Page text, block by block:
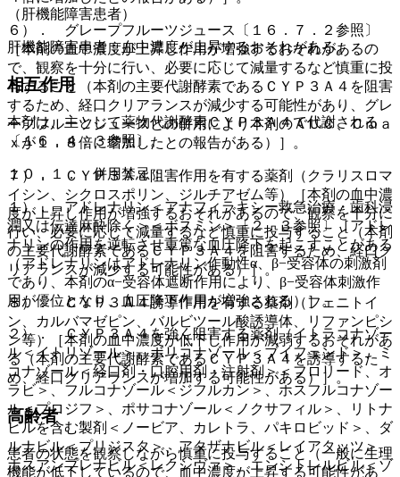
６）． グレープフルーツジュース〔１６．７．２参照〕
［本剤の血中濃度が上昇し作用が増強するおそれがあるの
で、観察を十分に行い、必要に応じて減量するなど慎重に投
与すること（本剤の主要代謝酵素であるＣＹＰ３Ａ４を阻害
するため、経口クリアランスが減少する可能性があり、グレ
ープフルーツジュースとの併用により本剤のＡＵＣ、Ｃｍａ
ｘが１．８倍に増加したとの報告がある）］。
７）． ＣＹＰ３Ａ４阻害作用を有する薬剤（クラリスロマ
イシン、シクロスポリン、ジルチアゼム等）［本剤の血中濃
度が上昇し作用が増強するおそれがあるので、観察を十分に
行い、必要に応じて減量するなど慎重に投与すること（本剤
の主要代謝酵素であるＣＹＰ３Ａ４を阻害するため、経口ク
リアランスが減少する可能性がある）］。
８）． ＣＹＰ３Ａ４誘導作用を有する薬剤（フェニトイ
ン、カルバマゼピン、バルビツール酸誘導体、リファンピシ
ン等）［本剤の血中濃度が低下し作用が減弱するおそれがあ
る（本剤の主要代謝酵素であるＣＹＰ３Ａ４を誘導するた
め、経口クリアランスが増加する可能性がある）］。
高齢者
患者の状態を観察しながら慎重に投与すること（一般に生理
機能が低下しているので、血中濃度が上昇する可能性があ
（肝機能障害患者）
肝機能障害患者：血中濃度が上昇するおそれがある。
相互作用
本剤は、主として薬物代謝酵素ＣＹＰ３Ａ４で代謝される
〔１６．４．３参照〕。
１０．１． 併用禁忌：
１）． アドレナリン＜アナフィラキシー救急治療・歯科浸
潤又は伝達麻酔除く＞＜ボスミン＞〔２．３参照〕［アドレ
ナリンの作用を逆転させ重篤な血圧降下を起こすことがある
（アドレナリンはアドレナリン作動性α、β−受容体の刺激剤
であり、本剤のα−受容体遮断作用により、β−受容体刺激作
用が優位となり、血圧降下作用が増強される）］。
２）． ＣＹＰ３Ａ４を強く阻害する薬剤（イトラコナゾー
ル＜イトリゾール＞、ボリコナゾール＜ブイフェンド＞、ミ
コナゾール＜経口剤・口腔用剤・注射剤＞＜フロリード、オ
ラビ＞、フルコナゾール＜ジフルカン＞、ホスフルコナゾー
ル＜プロジフ＞、ポサコナゾール＜ノクサフィル＞、リトナ
ビルを含む製剤＜ノービア、カレトラ、パキロビッド＞、ダ
ルナビル＜プリジスタ＞、アタザナビル＜レイアタッツ＞、
ホスアンプレナビル＜レクシヴァ＞、エンシトレルビル＜ゾ